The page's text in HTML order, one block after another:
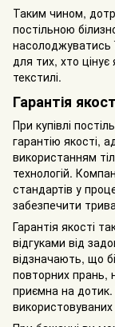
Таким чином,
постільною
насолоджуватись
для тих, хто
текстилі.
Гарантія
При купівлі
гарантію якості,
використанням
технологій.
стандартів у
забезпечити
Гарантія якості
відгуками від
відзначають, що
повторних прань,
приємна на дотик.
використовуваних